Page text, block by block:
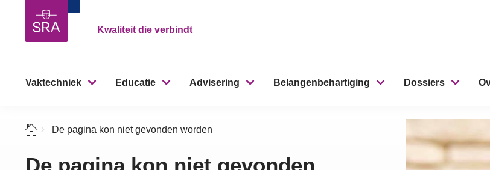
Kwaliteit die verbindt
Vaktechniek Educatie Advisering Belangenbehartiging Dossiers
De pagina kon niet gevonden worden
De pagina kon niet gevonden